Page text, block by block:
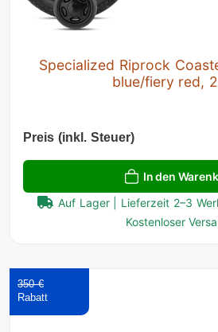
Specialized Riprock
blue/fiery red,
Preis (inkl. Steuer)
In den
Auf Lager | Lieferzeit 2–3
Kostenloser
350 €